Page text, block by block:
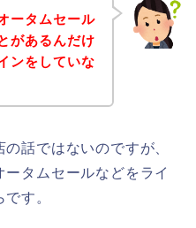
ータムセール
があるんだけ
ンをしていな
話ではないのですが、
タムセールなどをライ
す。